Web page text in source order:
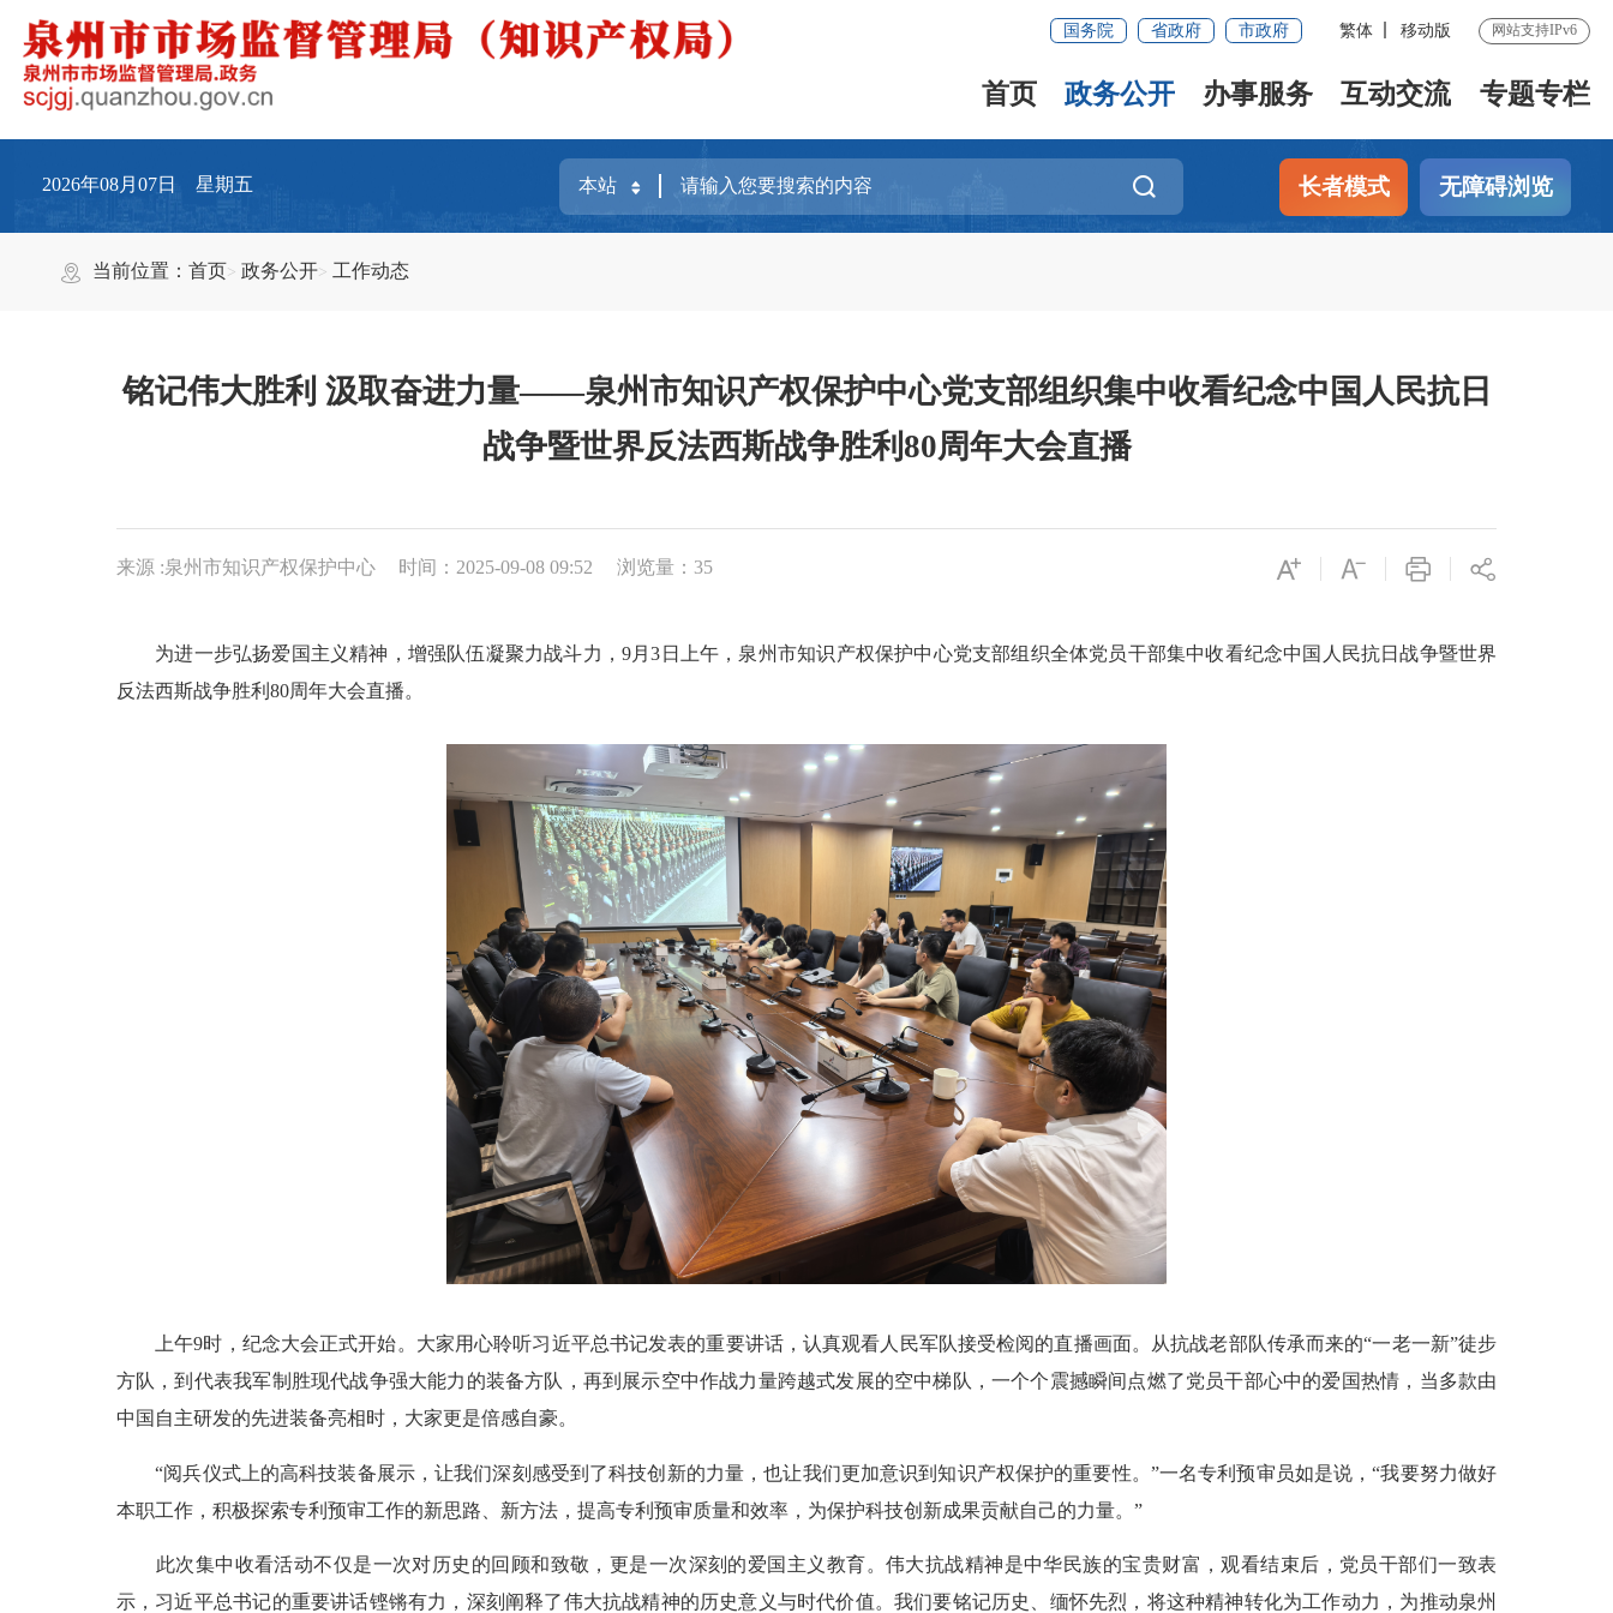
国务院 省政府 市政府 繁体 移动版 网站支持IPv6
首页 政务公开 办事服务 互动交流 专题专栏
2026年08月07日 星期五 长者模式 无障碍浏览
当前位置：首页 政务公开 工作动态
铭记伟大胜利 汲取奋进力量——泉州市知识产权保护中心党支部组织集中收看纪念中国人民抗日
战争暨世界反法西斯战争胜利80周年大会直播
来源 :泉州市知识产权保护中心 时间：2025-09-08 09:52 浏览量： 35
为进一步弘扬爱国主义精神，增强队伍凝聚力战斗力，9月3日上午，泉州市知识产权保护中心党支部组织全体党员干部集中收看纪念中国人民抗日战争暨世界
反法西斯战争胜利80周年大会直播。
上午9时，纪念大会正式开始。大家用心聆听习近平总书记发表的重要讲话，认真观看人民军队接受检阅的直播画面。从抗战老部队传承而来的“一老一新”徒步
方队，到代表我军制胜现代战争强大能力的装备方队，再到展示空中作战力量跨越式发展的空中梯队，一个个震撼瞬间点燃了党员干部心中的爱国热情，当多款由
中国自主研发的先进装备亮相时，大家更是倍感自豪。
“阅兵仪式上的高科技装备展示，让我们深刻感受到了科技创新的力量，也让我们更加意识到知识产权保护的重要性。”一名专利预审员如是说，“我要努力做好
本职工作，积极探索专利预审工作的新思路、新方法，提高专利预审质量和效率，为保护科技创新成果贡献自己的力量。”
此次集中收看活动不仅是一次对历史的回顾和致敬，更是一次深刻的爱国主义教育。伟大抗战精神是中华民族的宝贵财富，观看结束后，党员干部们一致表
示，习近平总书记的重要讲话铿锵有力，深刻阐释了伟大抗战精神的历史意义与时代价值。我们要铭记历史、缅怀先烈，将这种精神转化为工作动力，为推动泉州